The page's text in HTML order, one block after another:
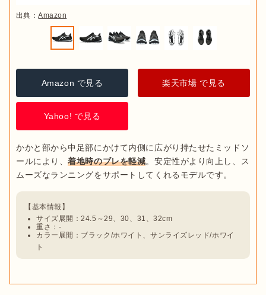
出典：Amazon
Amazon で見る 楽天市場 で見る
Yahoo! で見る
かかと部から中足部にかけて内側に広がり持たせたミッドソ
ールにより、着地時のブレを軽減。安定性がより向上し、ス
サイズ展開：24.5～29、30、31、32cm
重さ：-
カラー展開：ブラック/ホワイト、サンライズレッド/ホワイ
ト